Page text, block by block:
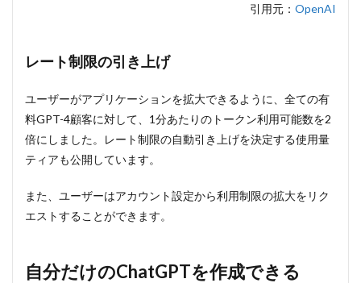
引用元： OpenAI
レート制限の引き上げ
ユーザーがアプリケーションを拡大できるように、全ての有
料GPT-4顧客に対して、1分あたりのトークン利用可能数を2
倍にしました。レート制限の自動引き上げを決定する使用量
ティアも公開しています。
また、ユーザーはアカウント設定から利用制限の拡大をリク
エストすることができます。
自分だけのChatGPTを作成できる